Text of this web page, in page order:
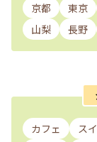
京都 東京
山梨
長野
カフェ ス